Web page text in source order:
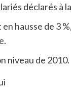
déclarés à
hausse de 3
niveau de 2010.